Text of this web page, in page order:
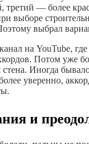
— более
выбрал
на YouTube,
Потом
Иногда
уверенно,
и